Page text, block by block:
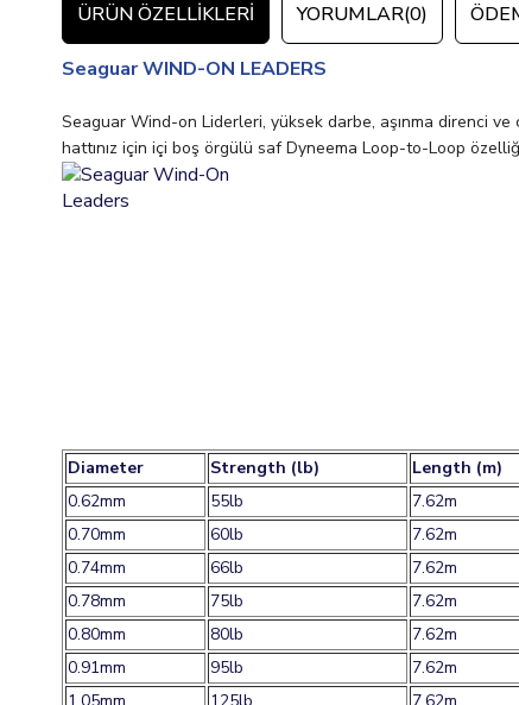
ÜRÜN ÖZELLIKLERI YORUMLAR(0)
Seaguar WIND-ON LEADERS
Seaguar Wind-on Liderleri, yüksek darbe, aşınma direnci ve
hattınız için içi boş örgülü saf Dyneema Loop-to-Loop
Diameter Strength (lb) Length (m)
0.62mm
55lb 7.62m
0.70mm
60lb 7.62m
0.74mm
66lb 7.62m
0.78mm
75lb 7.62m
0.80mm
80lb 7.62m
0.91mm
95lb 7.62m